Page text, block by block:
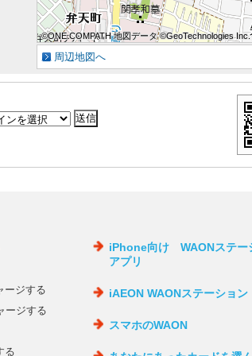
©ONE COMPATH 地図データ ©GeoTechnologies Inc.
©ONE COMPATH 地図データ ©GeoTechnologies Inc.
©ONE COMPATH 地図データ ©GeoTechnologies Inc.
©ONE COMPATH 地図データ ©GeoTechnologies Inc.
©ONE COMPATH 地図データ ©GeoTechnologies Inc.
©ONE COMPATH 地図データ ©GeoTechnologies Inc.
©ONE COMPATH 地図データ ©GeoTechnologies Inc.
©ONE COMPATH 地図データ ©GeoTechnologies Inc.
©ONE COMPATH 地図データ ©GeoTechnologies Inc.
周辺地図へ